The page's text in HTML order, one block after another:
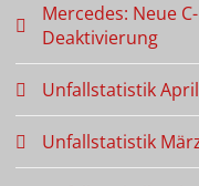
Mercedes: Neue
Deaktivierung
Unfallstatistik
Unfallstatistik